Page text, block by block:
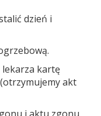
dzień i
lekarza kartę
akt